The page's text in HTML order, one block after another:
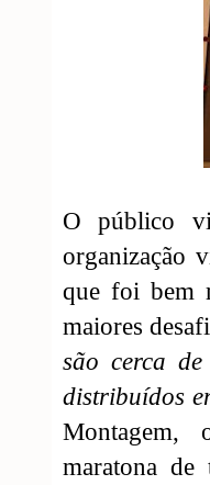
O público
organização
que foi bem
maiores
são cerca
distribuídos
Montagem,
maratona